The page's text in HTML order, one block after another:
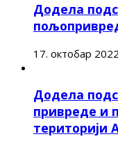
Додела
17. октобар
Додела
привреде и
територији